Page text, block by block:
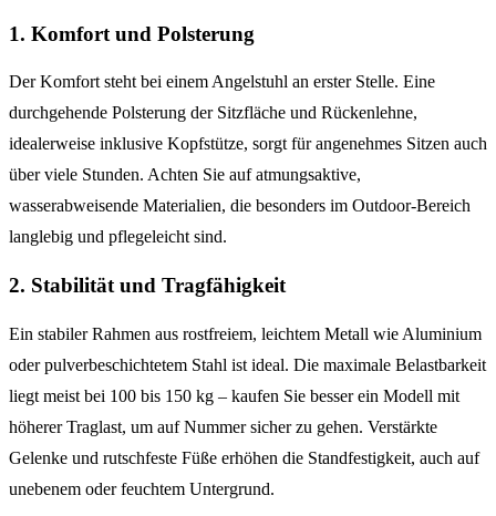
1. Komfort und Polsterung
Der Komfort steht bei einem Angelstuhl an erster Stelle. Eine
durchgehende Polsterung der Sitzfläche und Rückenlehne,
idealerweise inklusive Kopfstütze, sorgt für angenehmes Sitzen auch
über viele Stunden. Achten Sie auf atmungsaktive,
wasserabweisende Materialien, die besonders im Outdoor-Bereich
langlebig und pflegeleicht sind.
2. Stabilität und Tragfähigkeit
Ein stabiler Rahmen aus rostfreiem, leichtem Metall wie Aluminium
oder pulverbeschichtetem Stahl ist ideal. Die maximale Belastbarkeit
liegt meist bei 100 bis 150 kg – kaufen Sie besser ein Modell mit
höherer Traglast, um auf Nummer sicher zu gehen. Verstärkte
Gelenke und rutschfeste Füße erhöhen die Standfestigkeit, auch auf
unebenem oder feuchtem Untergrund.